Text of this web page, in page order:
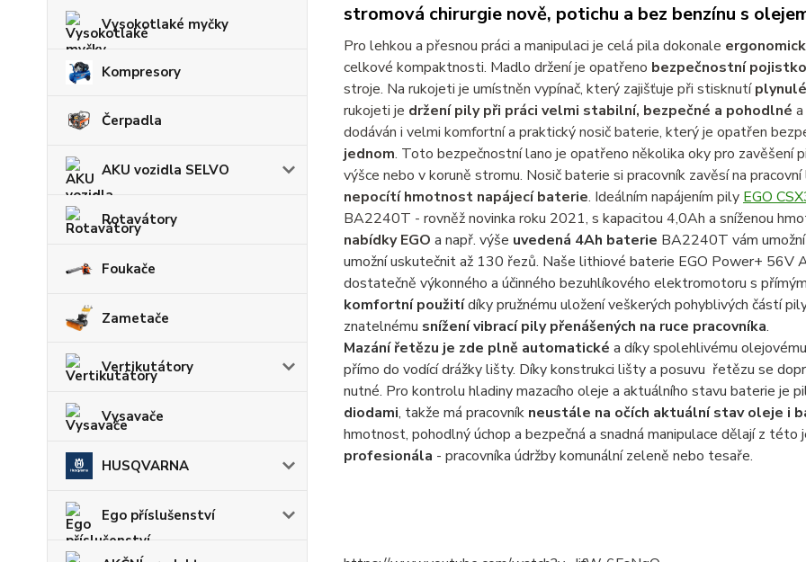
Vysokotlaké myčky
Kompresory
Čerpadla
AKU vozidla SELVO
Rotavátory
Foukače
Zametače
Vertikutátory
Vysavače
HUSQVARNA
Ego příslušenství
stromová chirurgie nově, potichu a bez benzínu s
Pro lehkou a přesnou práci a manipulaci je celá pila dokonale
celkové kompaktnosti. Madlo držení je opatřeno bezpečnostní
stroje. Na rukojeti je umístněn vypínač, který zajišťuje při stisknutí
rukojeti je držení pily při práci velmi stabilní, bezpečné a pohodlné
dodáván i velmi komfortní a praktický nosič baterie, který je opatřen
jednom. Toto bezpečnostní lano je opatřeno několika oky pro zavěšení
výšce nebo v koruně stromu. Nosič baterie si pracovník zavěsí na
nepocítí hmotnost napájecí baterie. Ideálním napájením pily EGO
BA2240T - rovněž novinka roku 2021, s kapacitou 4,0Ah a sníženou
nabídky EGO a např. výše uvedená 4Ah baterie BA2240T vám
umožní uskutečnit až 130 řezů. Naše lithiové baterie EGO Power+ 56V
dostatečně výkonného a účinného bezuhlíkového elektromotoru s
komfortní použitídíky pružnému uložení veškerých pohyblivých částí
znatelnému snížení vibrací pily přenášených na ruce pracovníka.
Mazání řetězu je zde plně automatické a díky spolehlivému
přímo do vodící drážky lišty. Díky konstrukci lišty a posuvu řetězu se
nutné. Pro kontrolu hladiny mazacího oleje a aktuálního stavu baterie je
diodami, takže má pracovník neustále na očích aktuální stav oleje i
hmotnost, pohodlný úchop a bezpečná a snadná manipulace dělají z
profesionála - pracovníka údržby komunální zeleně nebo tesaře.